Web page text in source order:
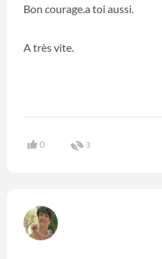
Bon courage.a toi aussi.
A très vite.
0 3